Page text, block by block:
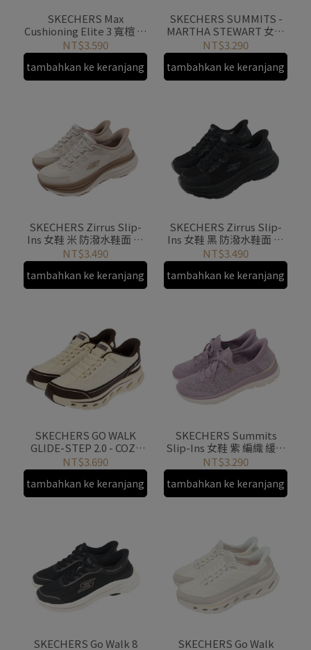
SKECHERS Max
Cushioning Elite 3 寬楦 慢
跑 運動鞋女鞋 粉紅 厚底
129720WPNK
NT$3.590
tambahkan ke keranjang
SKECHERS SUMMITS -
MARTHA STEWART 女鞋
棕 針織 緩衝 150285BRN
NT$3.290
tambahkan ke keranjang
SKECHERS Zirrus Slip-
Ins 女鞋 米 防潑水鞋面 厚
底 緩衝 支撐 180265TAN
NT$3.490
tambahkan ke keranjang
SKECHERS Zirrus Slip-
Ins 女鞋 黑 防潑水鞋面 厚
底 緩衝 支撐 180265BBK
NT$3.490
tambahkan ke keranjang
SKECHERS GO WALK
GLIDE-STEP 2.0 - COZY
FIT 健走鞋 瞬穿
217035TNBR
NT$3.690
tambahkan ke keranjang
SKECHERS Summits
Slip-Ins 女鞋 紫 編織 緩衝
健走鞋 150285DKMV
NT$3.290
tambahkan ke keranjang
SKECHERS Go Walk 8
SKECHERS Go Walk